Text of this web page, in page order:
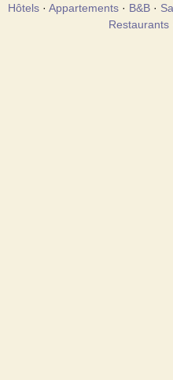
Hôtels · Appartements · B&B ·
Restaurants